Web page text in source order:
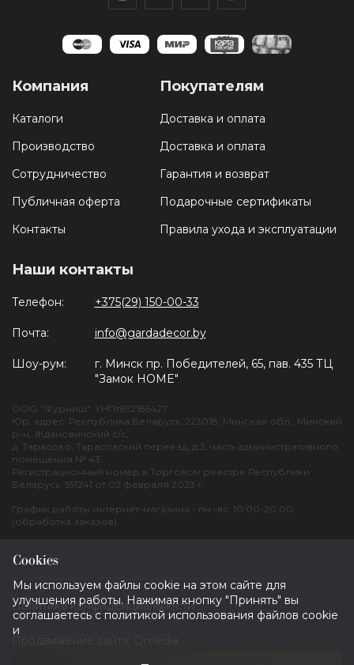
Компания
Каталоги
Производство
Сотрудничество
Публичная оферта
Контакты
Покупателям
Доставка и оплата
Доставка и оплата
Гарантия и возврат
Подарочные сертификаты
Правила ухода и эксплуатации
Наши контакты
Телефон: +375(29) 150-00-33
Почта: info@gardadecor.by
Шоу-рум:
г. Минск пр. Победителей, 65, пав. 435 ТЦ
"Замок HOME"
ООО "Фурниш". УНПт692185427
Юр. адрес: Республика Беларусь, 223018, Минская обл., Минский
р-н, Ждановичский с/с,
д. Тарасово, Тарасовский переезд, д.3, часть административного
помещения № 43.
Регистрационный номер в Торговом реестре Республики
Беларусь: 551241 от 02 февраля 2023 г.
График работы интернет-магазина - пн.-вс. 10:00-20:00
(обработка заказов)
Политика конфиденциальности
Cookies
Мы используем файлы cookie на этом сайте для
улучшения работы. Нажимая кнопку "Принять" вы
соглашаетесь с политикой использования файлов cookie
и